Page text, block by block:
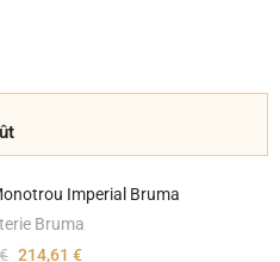
Imperial Bruma
Bruma
214,61 €